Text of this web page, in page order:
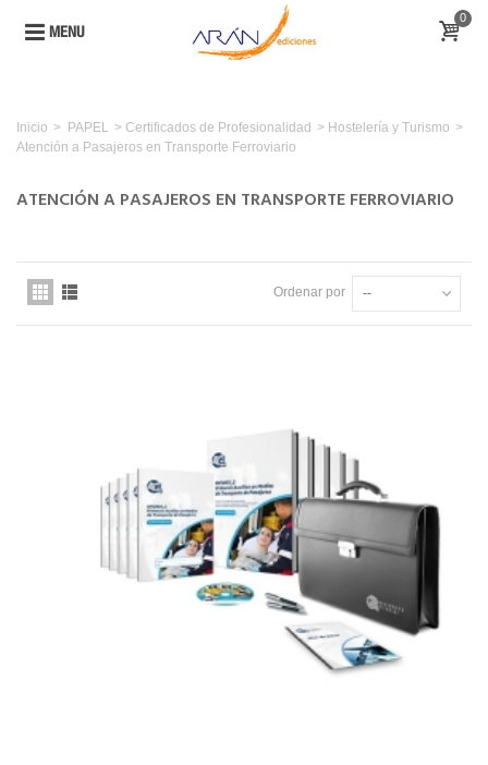
MENU
0
Inicio > PAPEL > Certificados de Profesionalidad > Hostelería y Turismo >
Atención a Pasajeros en Transporte Ferroviario
ATENCIÓN A PASAJEROS EN TRANSPORTE FERROVIARIO
Ordenar por --